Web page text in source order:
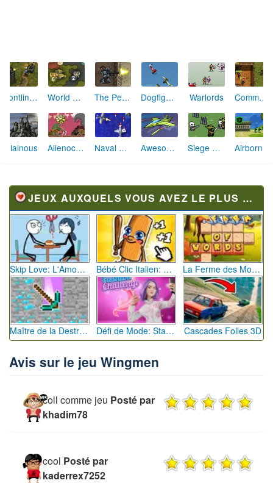
Frontline Defense Special Ops World Wars The Peacekeeper Dogfight 2 Warlords Commando Defense
Villainous Alienocalypse Naval Fighter Awesome Planes Siege Knight
JEUX AUXQUELS VOUS AVEZ LE PLUS JOUÉ
Skip Love: L'Amour en Péril Bébé Clic Italien: La Folie des Petits Bambins La Ferme des Mots - Cultivez votre Vocabulaire
Maître de la Destruction: Fusion de Pioches Défi de Mode: Star du Podium Cascades Folles 3D
Avis sur le jeu Wingmen
coll comme jeu Posté par
khadim78
cool Posté par
kaderrex7252